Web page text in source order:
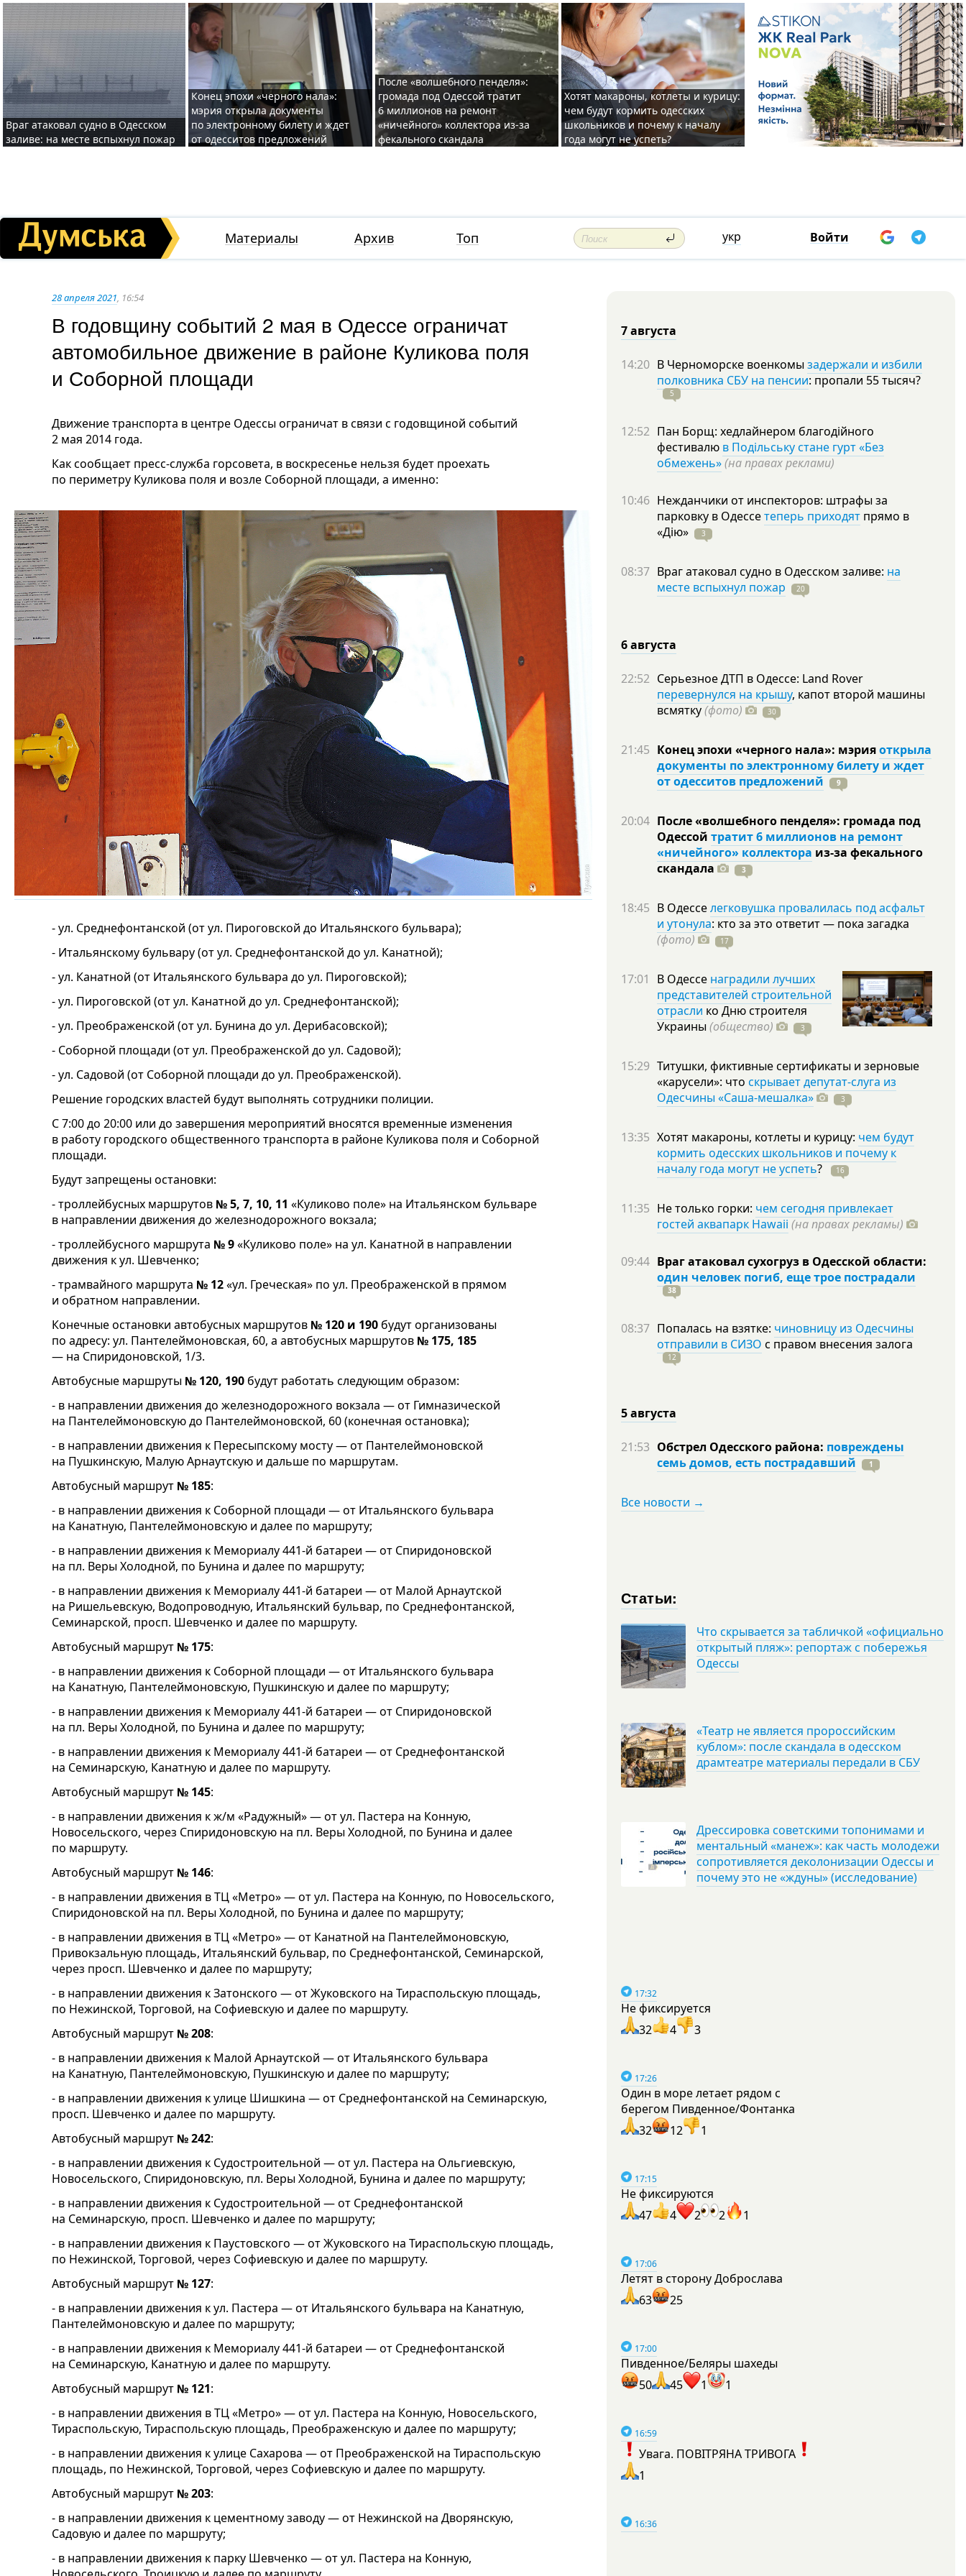
Враг атаковал судно в Одесском
заливе: на месте вспыхнул пожар
Конец эпохи «черного нала»:
мэрия открыла документы
по электронному билету и ждет
от одесситов предложений
После «волшебного пенделя»:
громада под Одессой тратит
6 миллионов на ремонт
«ничейного» коллектора из-за
фекального скандала
Хотят макароны, котлеты и курицу:
чем будут кормить одесских
школьников и почему к началу
года могут не успеть?
Материалы Архив Топ укр Войти
28 апреля 2021, 16:54
В годовщину событий 2 мая в Одессе ограничат
автомобильное движение в районе Куликова поля
и Соборной площади
Движение транспорта в центре Одессы ограничат в связи с годовщиной событий
2 мая 2014 года.
Как сообщает пресс-служба горсовета, в воскресенье нельзя будет проехать
по периметру Куликова поля и возле Соборной площади, а именно:
- ул. Среднефонтанской (от ул. Пироговской до Итальянского бульвара);
- Итальянскому бульвару (от ул. Среднефонтанской до ул. Канатной);
- ул. Канатной (от Итальянского бульвара до ул. Пироговской);
- ул. Пироговской (от ул. Канатной до ул. Среднефонтанской);
- ул. Преображенской (от ул. Бунина до ул. Дерибасовской);
- Соборной площади (от ул. Преображенской до ул. Садовой);
- ул. Садовой (от Соборной площади до ул. Преображенской).
Решение городских властей будут выполнять сотрудники полиции.
С 7:00 до 20:00 или до завершения мероприятий вносятся временные изменения
в работу городского общественного транспорта в районе Куликова поля и Соборной
площади.
Будут запрещены остановки:
- троллейбусных маршрутов № 5, 7, 10, 11 «Куликово поле» на Итальянском бульваре
в направлении движения до железнодорожного вокзала;
- троллейбусного маршрута № 9«Куликово поле» на ул. Канатной в направлении
движения к ул. Шевченко;
- трамвайного маршрута № 12«ул. Греческая» по ул. Преображенской в прямом
и обратном направлении.
Конечные остановки автобусных маршрутов № 120 и 190 будут организованы
по адресу: ул. Пантелеймоновская, 60, а автобусных маршрутов № 175, 185
— на Спиридоновской, 1/3.
Автобусные маршруты № 120, 190 будут работать следующим образом:
- в направлении движения до железнодорожного вокзала — от Гимназической
на Пантелеймоновскую до Пантелеймоновской, 60 (конечная остановка);
- в направлении движения к Пересыпскому мосту — от Пантелеймоновской
на Пушкинскую, Малую Арнаутскую и дальше по маршрутам.
Автобусный маршрут № 185:
- в направлении движения к Соборной площади — от Итальянского бульвара
на Канатную, Пантелеймоновскую и далее по маршруту;
- в направлении движения к Мемориалу 441-й батареи — от Спиридоновской
на пл. Веры Холодной, по Бунина и далее по маршруту;
- в направлении движения к Мемориалу 441-й батареи — от Малой Арнаутской
на Ришельевскую, Водопроводную, Итальянский бульвар, по Среднефонтанской,
Семинарской, просп. Шевченко и далее по маршруту.
Автобусный маршрут № 175:
- в направлении движения к Соборной площади — от Итальянского бульвара
на Канатную, Пантелеймоновскую, Пушкинскую и далее по маршруту;
- в направлении движения к Мемориалу 441-й батареи — от Спиридоновской
на пл. Веры Холодной, по Бунина и далее по маршруту;
- в направлении движения к Мемориалу 441-й батареи — от Среднефонтанской
на Семинарскую, Канатную и далее по маршруту.
Автобусный маршрут № 145:
- в направлении движения к ж/м «Радужный» — от ул. Пастера на Конную,
Новосельского, через Спиридоновскую на пл. Веры Холодной, по Бунина и далее
по маршруту.
Автобусный маршрут № 146:
- в направлении движения в ТЦ «Метро» — от ул. Пастера на Конную, по Новосельского,
Спиридоновской на пл. Веры Холодной, по Бунина и далее по маршруту;
- в направлении движения в ТЦ «Метро» — от Канатной на Пантелеймоновскую,
Привокзальную площадь, Итальянский бульвар, по Среднефонтанской, Семинарской,
через просп. Шевченко и далее по маршруту;
- в направлении движения к Затонского — от Жуковского на Тираспольскую площадь,
по Нежинской, Торговой, на Софиевскую и далее по маршруту.
Автобусный маршрут № 208:
- в направлении движения к Малой Арнаутской — от Итальянского бульвара
на Канатную, Пантелеймоновскую, Пушкинскую и далее по маршруту;
- в направлении движения к улице Шишкина — от Среднефонтанской на Семинарскую,
просп. Шевченко и далее по маршруту.
Автобусный маршрут № 242:
- в направлении движения к Судостроительной — от ул. Пастера на Ольгиевскую,
Новосельского, Спиридоновскую, пл. Веры Холодной, Бунина и далее по маршруту;
- в направлении движения к Судостроительной — от Среднефонтанской
на Семинарскую, просп. Шевченко и далее по маршруту;
- в направлении движения к Паустовского — от Жуковского на Тираспольскую площадь,
по Нежинской, Торговой, через Софиевскую и далее по маршруту.
Автобусный маршрут № 127:
- в направлении движения к ул. Пастера — от Итальянского бульвара на Канатную,
Пантелеймоновскую и далее по маршруту;
- в направлении движения к Мемориалу 441-й батареи — от Среднефонтанской
на Семинарскую, Канатную и далее по маршруту.
Автобусный маршрут № 121:
- в направлении движения в ТЦ «Метро» — от ул. Пастера на Конную, Новосельского,
Тираспольскую, Тираспольскую площадь, Преображенскую и далее по маршруту;
- в направлении движения к улице Сахарова — от Преображенской на Тираспольскую
площадь, по Нежинской, Торговой, через Софиевскую и далее по маршруту.
Автобусный маршрут № 203:
- в направлении движения к цементному заводу — от Нежинской на Дворянскую,
Садовую и далее по маршруту;
- в направлении движения к парку Шевченко — от ул. Пастера на Конную,
7 августа
14:20 В Черноморске военкомы задержали и избили
полковника СБУ на пенсии: пропали 55тысяч?
5
12:52 Пан Борщ: хедлайнером благодійного
фестивалю в Подільську стане гурт «Без
обмежень»(на правах реклами)
10:46 Нежданчики от инспекторов: штрафы за
парковку в Одессетеперь приходят прямо в
«Дію»
3
08:37 Враг атаковал судно в Одесском заливе: на
месте вспыхнул пожар
20
6 августа
22:52 Серьезное ДТП в Одессе: Land Rover
перевернулся на крышу, капот второй машины
всмятку(фото) 30
21:45 Конец эпохи «черного нала»: мэрияоткрыла
документы по электронному билету и ждет
от одесситов предложений
9
20:04 После «волшебного пенделя»: громада под
Одессой тратит 6 миллионов на ремонт
«ничейного» коллектора из-за фекального
скандала
3
18:45 В Одесселегковушка провалилась под асфальт
и утонула: кто за это ответит — пока загадка
(фото)
17
17:01 В Одессе наградили лучших
представителей строительной
отрасли ко Дню строителя
Украины (общество) 3
15:29 Титушки, фиктивные сертификаты и зерновые
«карусели»: что скрывает депутат-слуга из
Одесчины «Саша-мешалка»
3
13:35 Хотят макароны, котлеты и курицу: чем будут
кормить одесских школьников и почему к
началу года могут не успеть? 16
11:35 Не только горки: чем сегодня привлекает
гостей аквапарк Hawaii (на правах рекламы)
09:44 Враг атаковал сухогруз в Одесской области:
один человек погиб, еще трое пострадали
38
08:37 Попалась на взятке: чиновницу из Одесчины
отправили в СИЗО с правом внесения залога
12
5 августа
21:53 Обстрел Одесского района: повреждены
семь домов, есть пострадавший
1
Все новости →
Статьи:
Что скрывается за табличкой «официально
открытый пляж»: репортаж с побережья
Одессы
«Театр не является пророссийским
кублом»: после скандала в одесском
драмтеатре материалы передали в СБУ
Дрессировка советскими топонимами и
ментальный «манеж»: как часть молодежи
сопротивляется деколонизации Одессы и
почему это не «ждуны» (исследование)
17:32
Не фиксируется
32
4 3
17:26
Один в море летает рядом с
берегом Пивденное/Фонтанка
32
12 1
17:15
Не фиксируются
47
4 2 2 1
17:06
Летят в сторону Доброслава
63
25
17:00
Пивденное/Беляры шахеды
50
45 1 1
16:59
Увага. ПОВІТРЯНА ТРИВОГА
1
16:36